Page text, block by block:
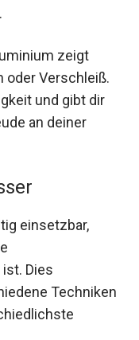
zeigt
oder Verschleiß.
und gibt dir
an deiner
einsetzbar,
Dies
Techniken